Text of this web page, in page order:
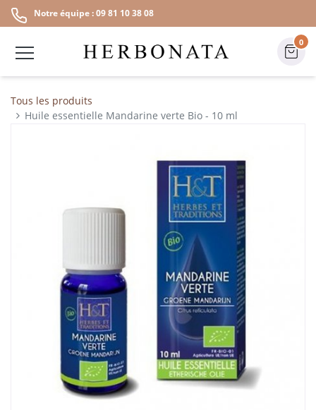
Notre équipe : 09 81 10 38 08
0
Tous les produits
Huile essentielle Mandarine verte Bio - 10 ml